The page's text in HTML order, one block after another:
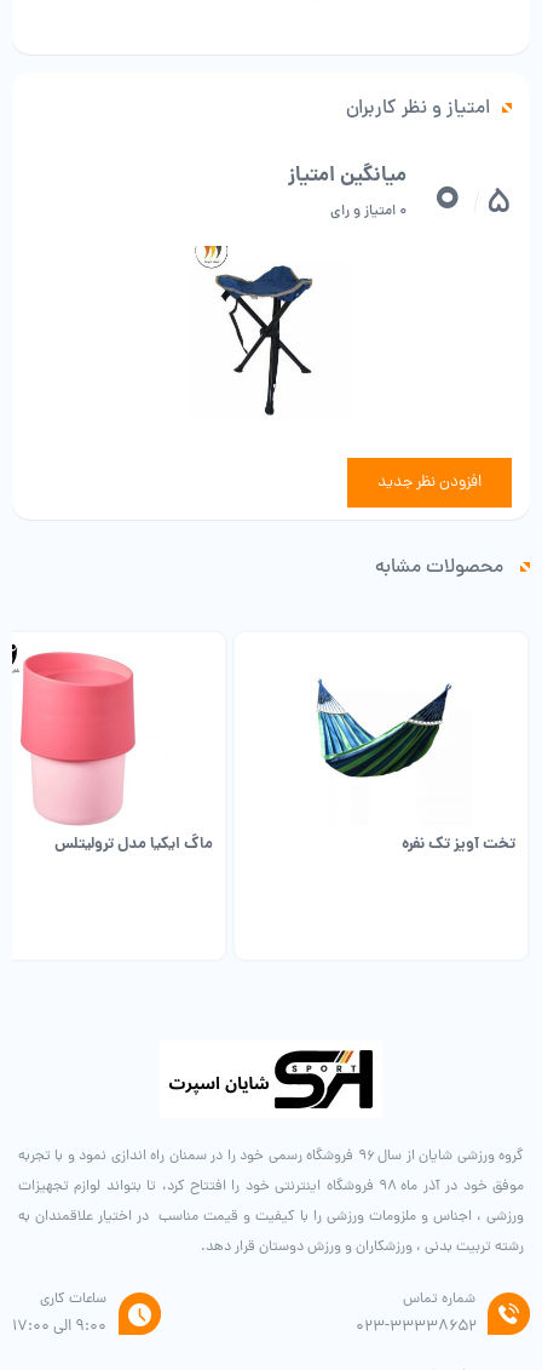
امتیاز و نظر کاربران
5
0 میانگین امتیاز
0 امتیاز و رای
افزودن نظر جدید
محصولات مشابه
تخت آویز تک نفره ماگ ایکیا مدل ترولیتلس
گروه ورزشی شایان از سال ۹۶ فروشگاه رسمی خود را در سمنان راه اندازی نمود و با تجربه
موفق خود در آذر ماه ۹۸ فروشگاه اینترنتی خود را افتتاح کرد، تا بتواند لوازم تجهیزات
ورزشی ، اجناس و ملزومات ورزشی را با کیفیت و قیمت مناسب در اختیار علاقمندان به
رشته تربیت بدنی ، ورزشکاران و ورزش دوستان قرار دهد.
شماره تماس
۰۲۳-۳۳۳۳۸۶۵۲
ساعات کاری
9:00 الی 17:00